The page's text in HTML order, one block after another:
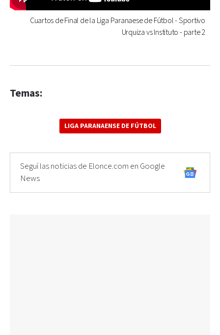
Cuartos de Final de la Liga Paranaese de Fútbol - Sportivo
Urquiza vs Instituto - parte 2
Temas:
LIGA PARANAENSE DE FÚTBOL
Seguí las noticias de Elonce.com en Google
News